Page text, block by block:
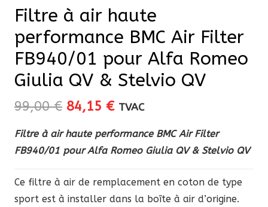
Filtre à air haute
performance BMC Air Filter
FB940/01 pour Alfa Romeo
Giulia QV & Stelvio QV
99,00€ Le
initial
était :
84,15 €Le
actuel
est :
TVAC
Filtre à air haute performance BMC Air Filter
FB940/01 pour Alfa Romeo Giulia QV & Stelvio QV
Ce filtre à air de remplacement en coton de type
sport est à installer dans la boîte à air d’origine.